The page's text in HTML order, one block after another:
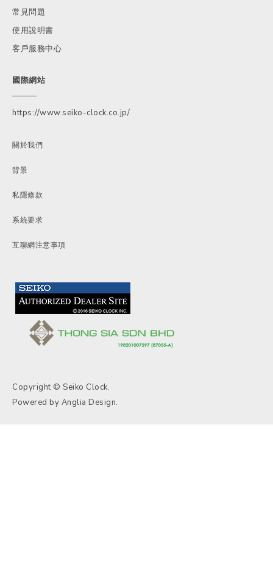
常見問題
使用說明書
客戶服務中心
國際網站
https://www.seiko-clock.co.jp/
關於我們
背景
私隱條款
系統要求
互聯網注意事項
Copyright © Seiko Clock.
Powered by Anglia Design.